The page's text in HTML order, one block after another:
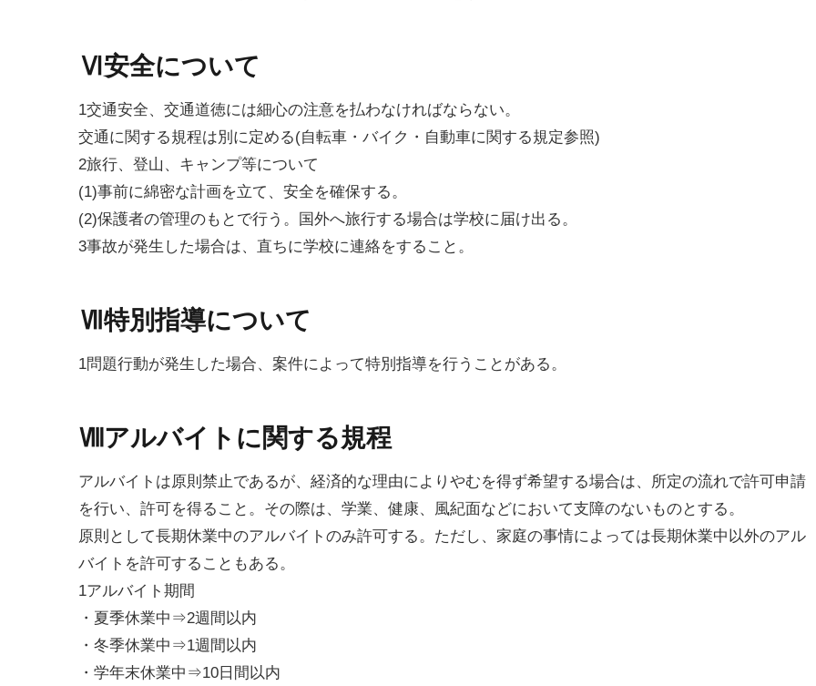
Ⅵ安全について
1交通安全、交通道徳には細心の注意を払わなければならない。
交通に関する規程は別に定める(自転車・バイク・自動車に関する規定参照)
2旅行、登山、キャンプ等について
(1)事前に綿密な計画を立て、安全を確保する。
(2)保護者の管理のもとで行う。国外へ旅行する場合は学校に届け出る。
3事故が発生した場合は、直ちに学校に連絡をすること。
Ⅶ特別指導について
1問題行動が発生した場合、案件によって特別指導を行うことがある。
Ⅷアルバイトに関する規程
アルバイトは原則禁止であるが、経済的な理由によりやむを得ず希望する場合は、所定の流れで許可申請
を行い、許可を得ること。その際は、学業、健康、風紀面などにおいて支障のないものとする。
原則として長期休業中のアルバイトのみ許可する。ただし、家庭の事情によっては長期休業中以外のアル
バイトを許可することもある。
1アルバイト期間
・夏季休業中⇒2週間以内
・冬季休業中⇒1週間以内
・学年末休業中⇒10日間以内